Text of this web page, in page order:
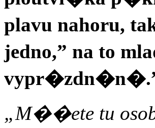
plavu nahoru,
jedno,” na to
„M��ete tu